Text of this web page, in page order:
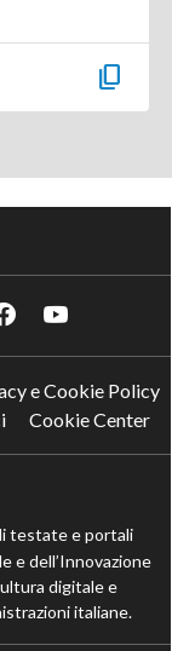
content_copy
e Cookie Policy
Cookie Center
testate e portali
e dell’Innovazione
digitale e
italiane.